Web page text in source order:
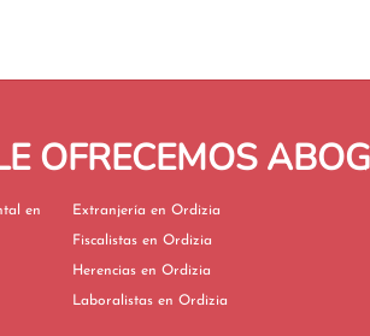
OFRECEMOS
en
Extranjería en Ordizia
Fiscalistas en Ordizia
Herencias en Ordizia
Laboralistas en Ordizia